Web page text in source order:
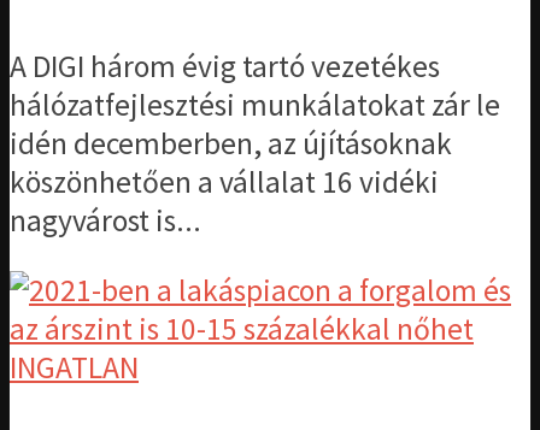
A DIGI három évig tartó vezetékes
hálózatfejlesztési munkálatokat zár le
idén decemberben, az újításoknak
köszönhetően a vállalat 16 vidéki
nagyvárost is...
INGATLAN